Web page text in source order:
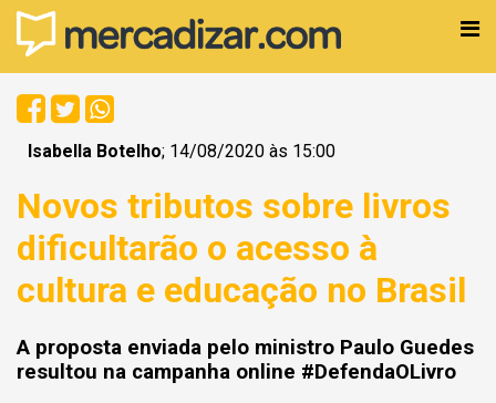
Isabella Botelho; 14/08/2020 às 15:00
Novos tributos sobre livros
dificultarão o acesso à
cultura e educação no Brasil
A proposta enviada pelo ministro Paulo Guedes
resultou na campanha online #DefendaOLivro